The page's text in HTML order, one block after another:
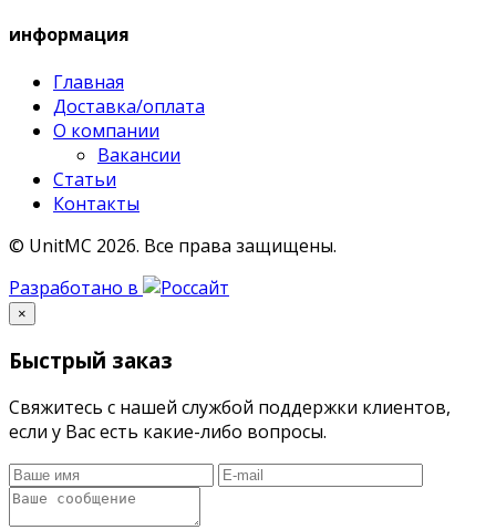
информация
Главная
Доставка/оплата
О компании
Вакансии
Статьи
Контакты
© UnitMC 2026. Все права защищены.
Разработано в
×
Быстрый заказ
Свяжитесь с нашей службой поддержки клиентов,
если у Вас есть какие-либо вопросы.